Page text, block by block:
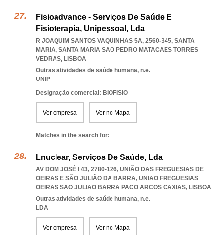
Fisioadvance - Serviços De Saúde E
Fisioterapia, Unipessoal, Lda
R JOAQUIM SANTOS VAQUINHAS 5A, 2560-345, SANTA
MARIA, SANTA MARIA SAO PEDRO MATACAES TORRES
VEDRAS, LISBOA
Outras atividades de saúde humana, n.e.
UNIP
Designação comercial: BIOFISIO
Ver empresa Ver no Mapa
Matches in the search for:
Lnuclear, Serviços De Saúde, Lda
AV DOM JOSÉ I 43, 2780-126, UNIÃO DAS FREGUESIAS DE
OEIRAS E SÃO JULIÃO DA BARRA, UNIAO FREGUESIAS
OEIRAS SAO JULIAO BARRA PACO ARCOS CAXIAS, LISBOA
Outras atividades de saúde humana, n.e.
LDA
Ver empresa Ver no Mapa